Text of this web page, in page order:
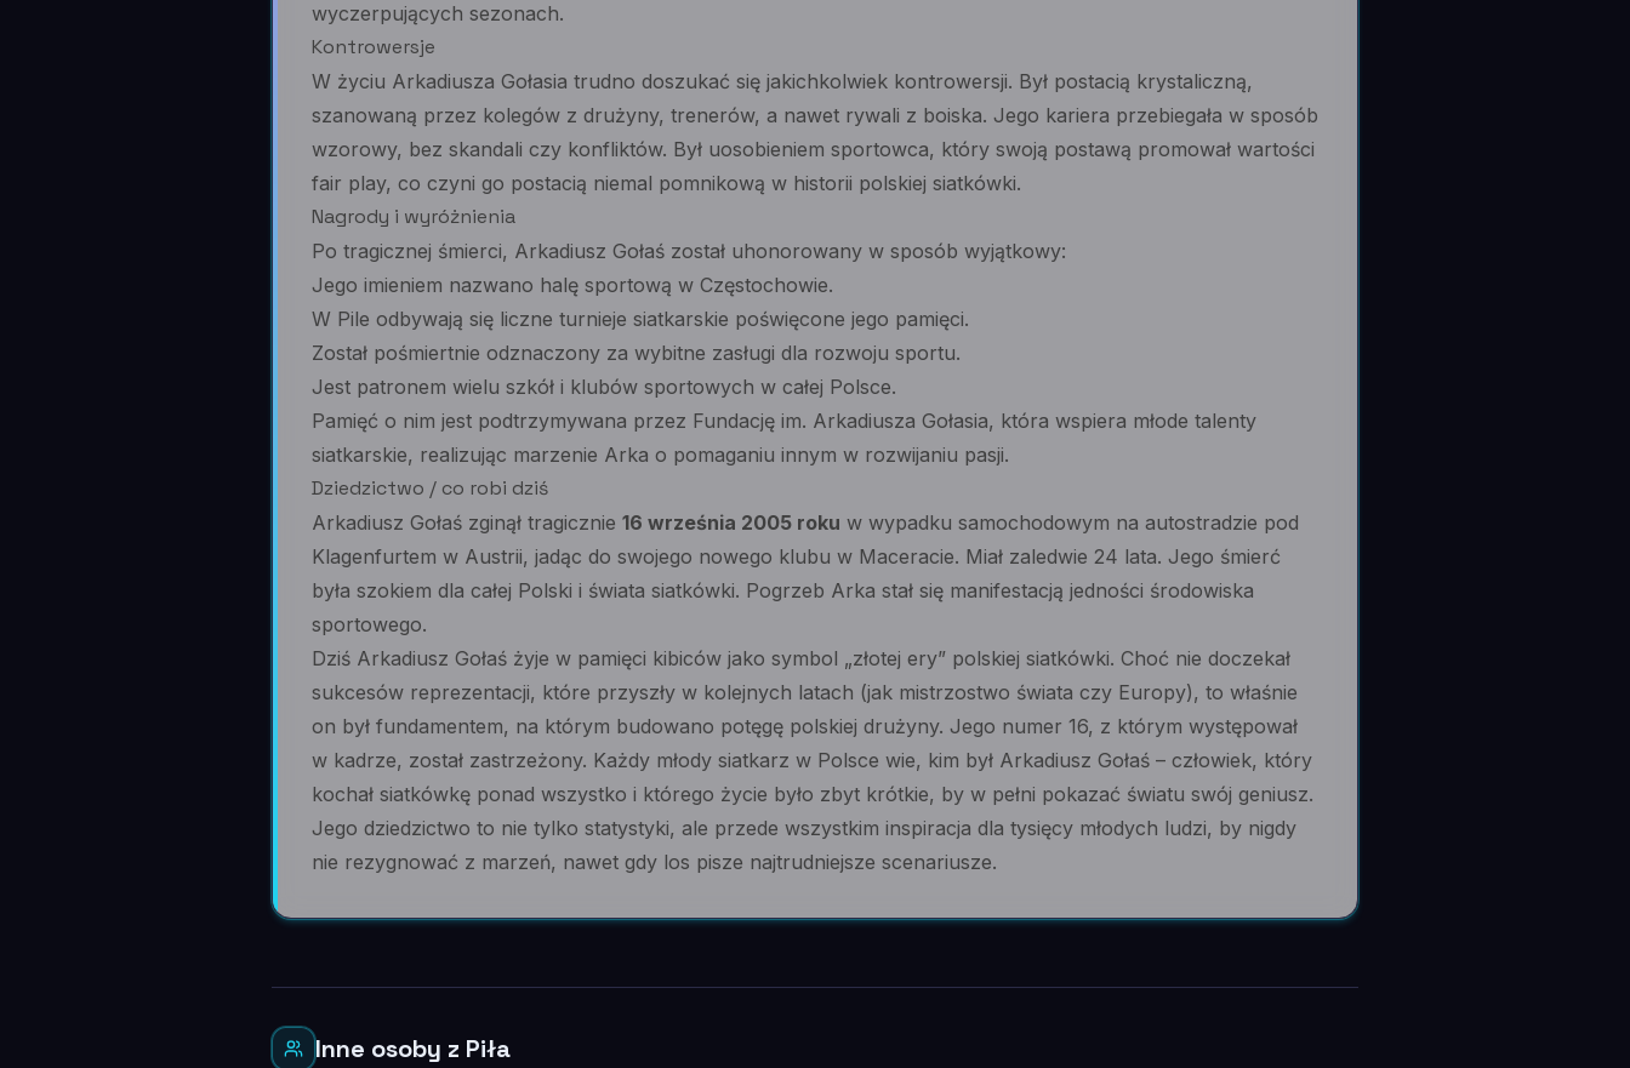
wyczerpujących sezonach.
Kontrowersje
W życiu Arkadiusza Gołasia trudno doszukać się jakichkolwiek kontrowersji. Był postacią krystaliczną,
szanowaną przez kolegów z drużyny, trenerów, a nawet rywali z boiska. Jego kariera przebiegała w sposób
wzorowy, bez skandali czy konfliktów. Był uosobieniem sportowca, który swoją postawą promował wartości
fair play, co czyni go postacią niemal pomnikową w historii polskiej siatkówki.
Nagrody i wyróżnienia
Po tragicznej śmierci, Arkadiusz Gołaś został uhonorowany w sposób wyjątkowy:
Jego imieniem nazwano halę sportową w Częstochowie.
W Pile odbywają się liczne turnieje siatkarskie poświęcone jego pamięci.
Został pośmiertnie odznaczony za wybitne zasługi dla rozwoju sportu.
Jest patronem wielu szkół i klubów sportowych w całej Polsce.
Pamięć o nim jest podtrzymywana przez Fundację im. Arkadiusza Gołasia, która wspiera młode talenty
siatkarskie, realizując marzenie Arka o pomaganiu innym w rozwijaniu pasji.
Dziedzictwo / co robi dziś
Arkadiusz Gołaś zginął tragicznie 16 września 2005 roku w wypadku samochodowym na autostradzie pod
Klagenfurtem w Austrii, jadąc do swojego nowego klubu w Maceracie. Miał zaledwie 24 lata. Jego śmierć
była szokiem dla całej Polski i świata siatkówki. Pogrzeb Arka stał się manifestacją jedności środowiska
sportowego.
Dziś Arkadiusz Gołaś żyje w pamięci kibiców jako symbol „złotej ery” polskiej siatkówki. Choć nie doczekał
sukcesów reprezentacji, które przyszły w kolejnych latach (jak mistrzostwo świata czy Europy), to właśnie
on był fundamentem, na którym budowano potęgę polskiej drużyny. Jego numer 16, z którym występował
w kadrze, został zastrzeżony. Każdy młody siatkarz w Polsce wie, kim był Arkadiusz Gołaś – człowiek, który
kochał siatkówkę ponad wszystko i którego życie było zbyt krótkie, by w pełni pokazać światu swój geniusz.
Jego dziedzictwo to nie tylko statystyki, ale przede wszystkim inspiracja dla tysięcy młodych ludzi, by nigdy
nie rezygnować z marzeń, nawet gdy los pisze najtrudniejsze scenariusze.
Inne osoby z Piła